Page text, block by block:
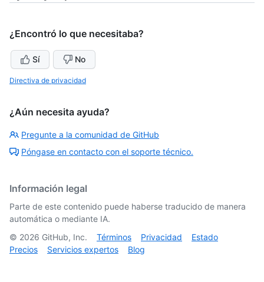
¿Encontró lo que necesitaba?
Sí No
Directiva de privacidad
¿Aún necesita ayuda?
Pregunte a la comunidad de GitHub
Póngase en contacto con el soporte técnico.
Información legal
Parte de este contenido puede haberse traducido de manera
automática o mediante IA.
© 2026 GitHub, Inc. Términos Privacidad
Estado
Precios
Servicios expertos Blog